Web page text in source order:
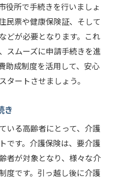
役所で手続きを行いましょ
民票や健康保険証、そして
どが必要となります。これ
スムーズに申請手続きを進
助成制度を活用して、安心
タートさせましょう。
き
いる高齢者にとって、介護
です。介護保険は、要介護
者が対象となり、様々な介
度です。引っ越し後に介護